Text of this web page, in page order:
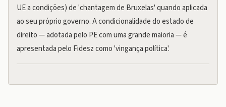
UE a condições) de 'chantagem de Bruxelas' quando aplicada
ao seu próprio governo. A condicionalidade do estado de
direito — adotada pelo PE com uma grande maioria — é
apresentada pelo Fidesz como 'vingança política'.